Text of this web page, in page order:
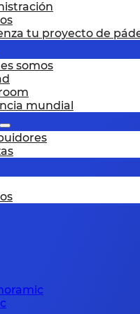
tu proyecto de
somos
mundial